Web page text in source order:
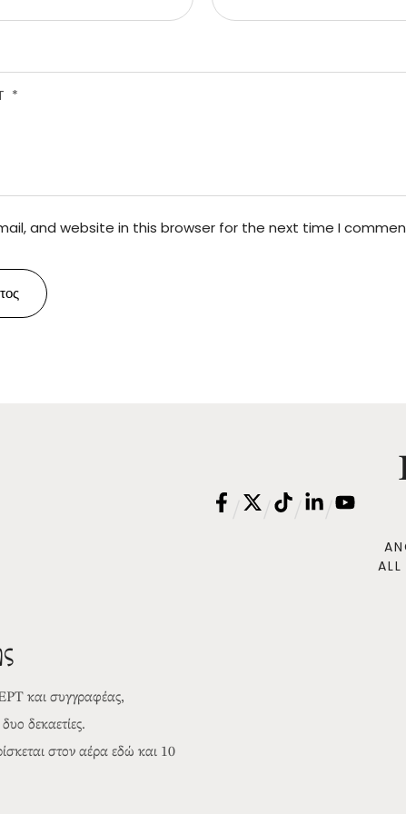
and website in this browser for the next time I
και συγγραφέας,
δεκαετίες.
στον αέρα εδώ και 10